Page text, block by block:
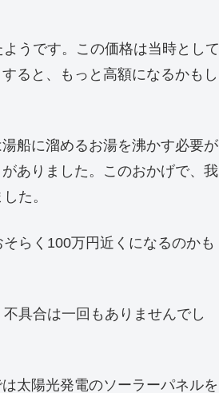
ようです。この価格は当時として
ると、もっと高額になるかもし
船に溜めるお湯を沸かす必要が
ありました。このおかげで、我
た。
らく100万円近くになるのかも
具合は一回もありませんでし
太陽光発電のソーラーパネルを